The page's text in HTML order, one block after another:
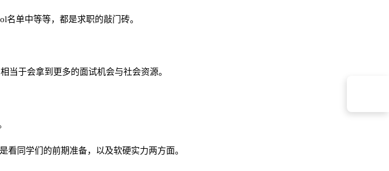
名单中等等，都是求职的敲门砖。
当于会拿到更多的面试机会与社会资源。
看同学们的前期准备，以及软硬实力两方面。